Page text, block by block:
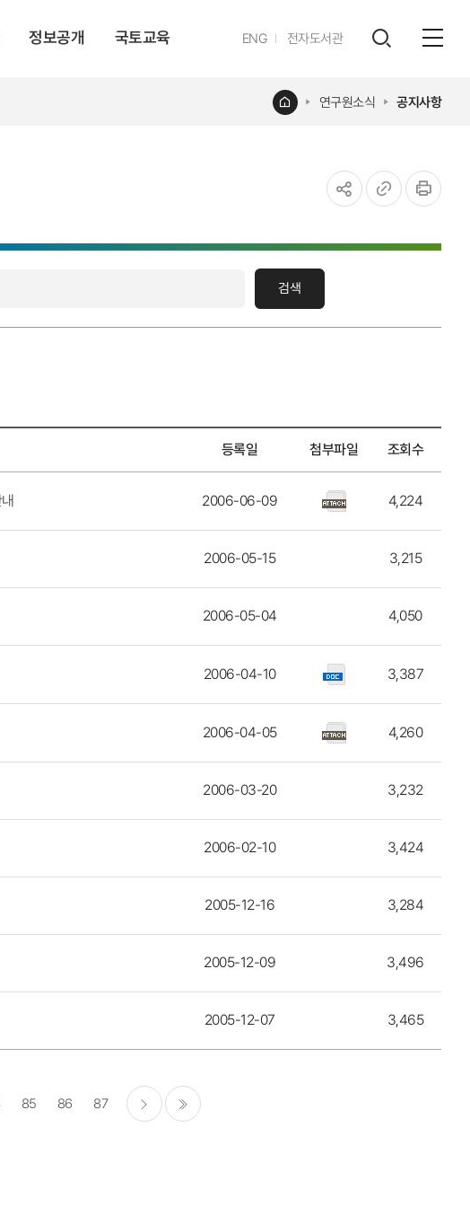
정보공개 국토교육 ENG영문전자도서관
레이어
홈 연구원소식 공지사항
검색
등록일 첨부파일 조회수
2006-06-09 4,224
2006-05-15 3,215
2006-05-04 4,050
2006-04-10 3,387
2006-04-05 4,260
2006-03-20 3,232
2006-02-10 3,424
2005-12-16 3,284
2005-12-09 3,496
2005-12-07 3,465
85 86 87